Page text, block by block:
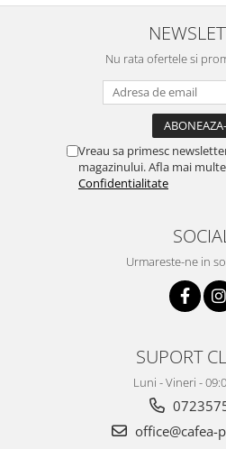
Nu rata ofertele si
Vreau sa primesc
magazinului. Afla mai
Confidentialitate
SOCIAL
Urmareste-ne in
SUPORT
Luni - Vineri -
office@cafea-